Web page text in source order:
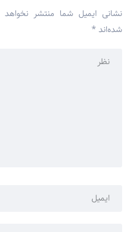
نشانی ایمیل شما منتشر
شده‌اند *